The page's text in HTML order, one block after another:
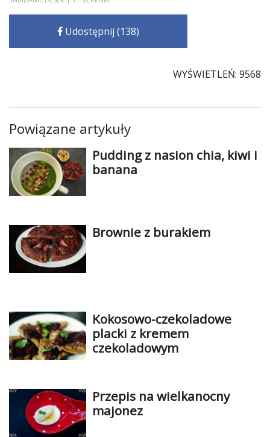
Udostępnij (138)
WYŚWIETLEŃ: 9568
Powiązane artykuły
Pudding z nasion chia, kiwi i
banana
Brownie z burakiem
Kokosowo-czekoladowe
placki z kremem
czekoladowym
Przepis na wielkanocny
majonez